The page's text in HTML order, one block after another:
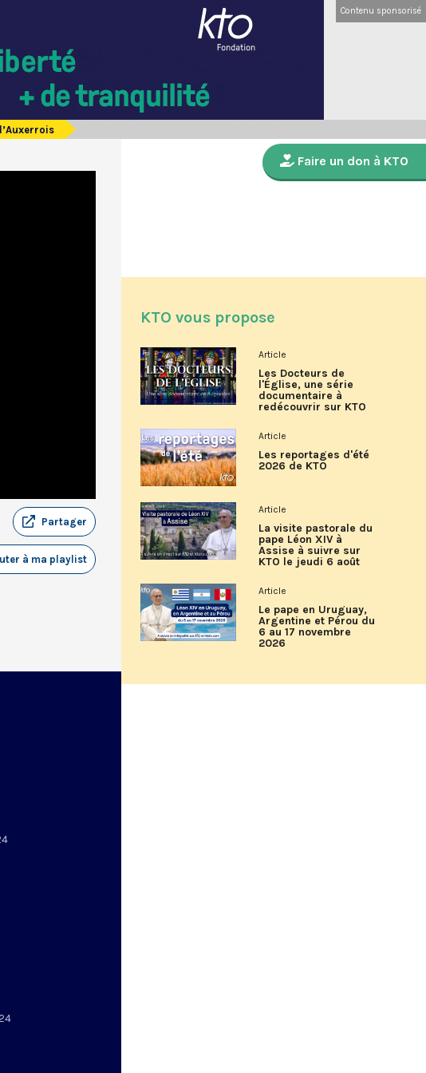
Contenu sponsorisé
Partager
à ma playlist
Faire un don à KTO
KTO vous propose
Article
Les Docteurs de
l'Église, une série
documentaire à
redécouvrir sur KTO
Article
Les reportages d'été
2026 de KTO
Article
La visite pastorale du
pape Léon XIV à
Assise à suivre sur
KTO le jeudi 6 août
Article
Le pape en Uruguay,
Argentine et Pérou du
6 au 17 novembre
2026